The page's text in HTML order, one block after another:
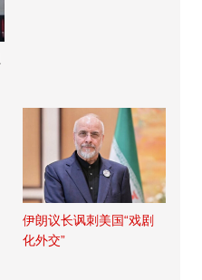
伊朗议长讽刺美国“戏剧
化外交”